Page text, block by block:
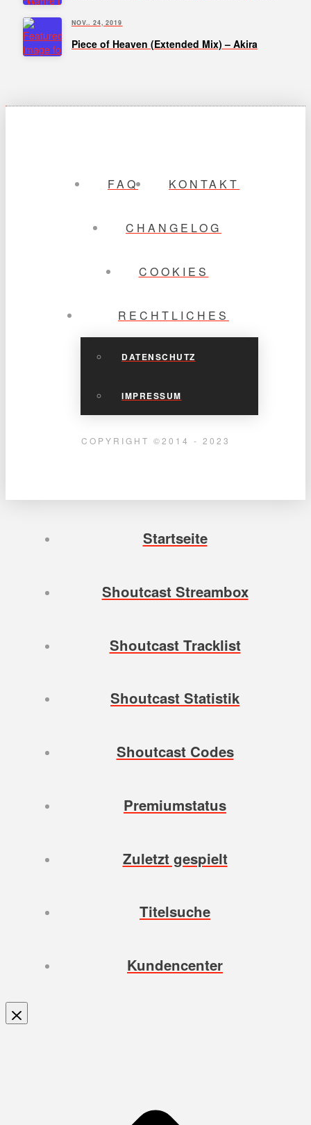
NOV.. 24, 2019
Piece of Heaven (Extended Mix) – Akira
FAQ KONTAKT
CHANGELOG
COOKIES
RECHTLICHES
DATENSCHUTZ
IMPRESSUM
COPYRIGHT ©2014 - 2023
Startseite
Shoutcast Streambox
Shoutcast Tracklist
Shoutcast Statistik
Shoutcast Codes
Premiumstatus
Zuletzt gespielt
Titelsuche
Kundencenter